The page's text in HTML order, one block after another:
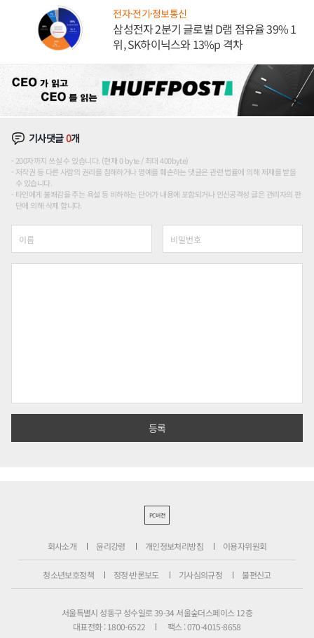
전자·전기·정보통신
삼성전자 2분기 글로벌 D램 점유율 39% 1
위, SK하이닉스와 13%p 격차
기사댓글0개
200자까지 쓰실 수 있습니다. (현재 0 byte / 최대 400byte)
저작권 등 다른 사람의 권리를 침해하거나 명예를 훼손하는 댓글은 관련 법률에 의해 제재를 받을
수 있습니다.
타인에게 불쾌감을 주는 욕설 등 비하하는 단어가 내용에 포함되거나 인신공격성 글은 관리자의 판
단에 의해 삭제 합니다.
PC버전
회사소개 윤리강령 개인정보처리방침 이용자위원회
청소년보호정책 정정·반론보도 기사심의규정 불편신고
서울특별시 성동구 성수일로 39-34 서울숲더스페이스 12층
대표전화 : 1800-6522
팩스 : 070-4015-8658